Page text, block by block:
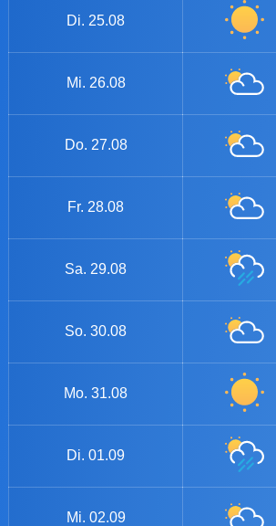
Di. 25.08
Mi. 26.08
Do. 27.08
Fr. 28.08
Sa. 29.08
So. 30.08
Mo. 31.08
Di. 01.09
Mi. 02.09